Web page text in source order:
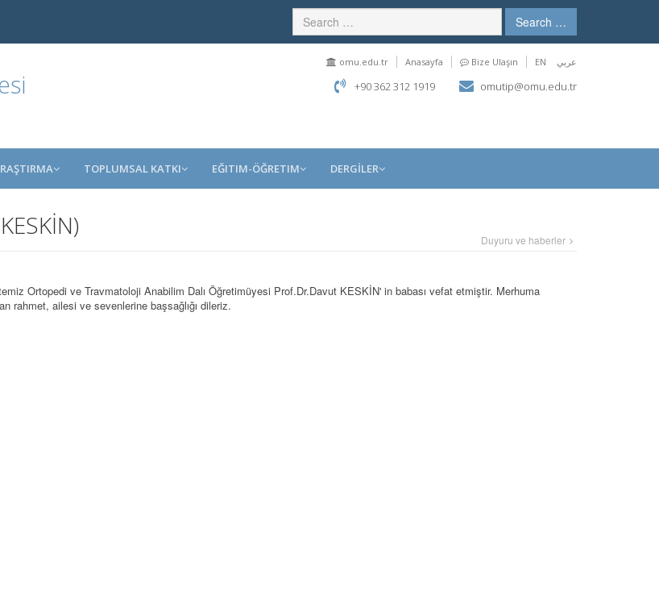
Search …
omu.edu.tr Anasayfa Bize Ulaşın EN عربي
+90 362 312 1919 omutip@omu.edu.tr
TOPLUMSAL KATKI EĞITIM-ÖĞRETIM DERGİLER
Duyuru ve haberler
Ortopedi ve Travmatoloji Anabilim Dalı Öğretimüyesi Prof.Dr.Davut KESKİN' in babası vefat etmiştir. Merhuma
rahmet, ailesi ve sevenlerine başsağlığı dileriz.